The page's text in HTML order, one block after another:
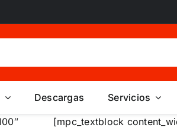
Descargas Servicios
[mpc_textblock